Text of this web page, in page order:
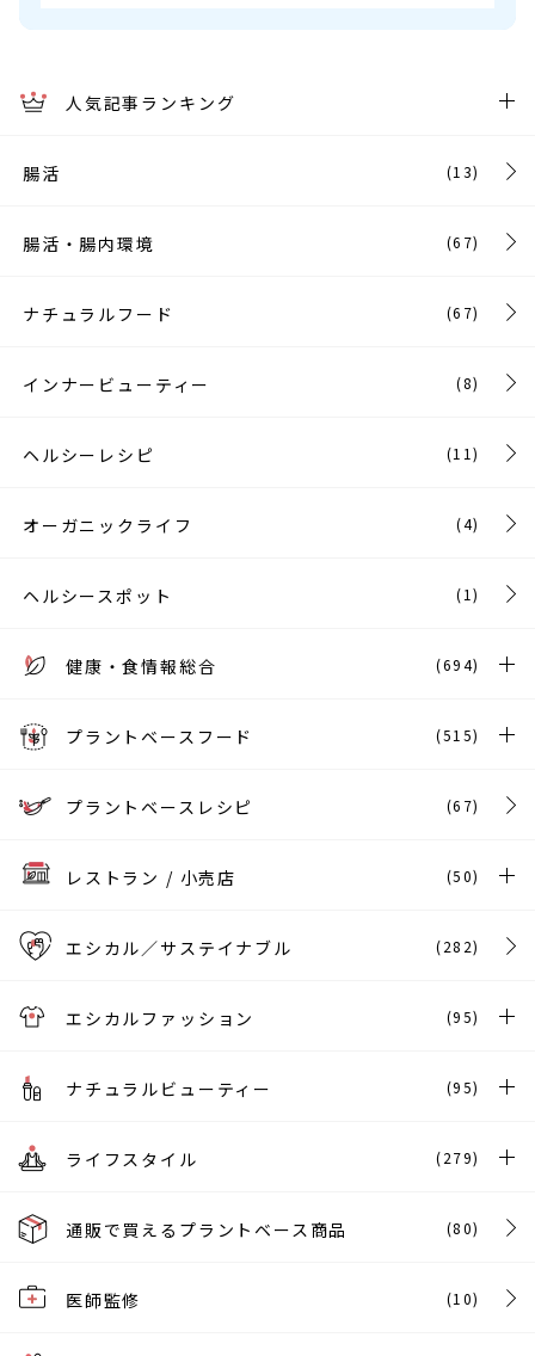
人気記事ランキング
腸活 (13)
腸活・腸内環境 (67)
ナチュラルフード (67)
インナービューティー (8)
ヘルシーレシピ (11)
オーガニックライフ (4)
ヘルシースポット (1)
健康・食情報総合 (694)
プラントベースフード (515)
プラントベースレシピ (67)
レストラン / 小売店 (50)
エシカル／サステイナブル (282)
エシカルファッション (95)
ナチュラルビューティー (95)
ライフスタイル (279)
通販で買えるプラントベース商品 (80)
医師監修 (10)